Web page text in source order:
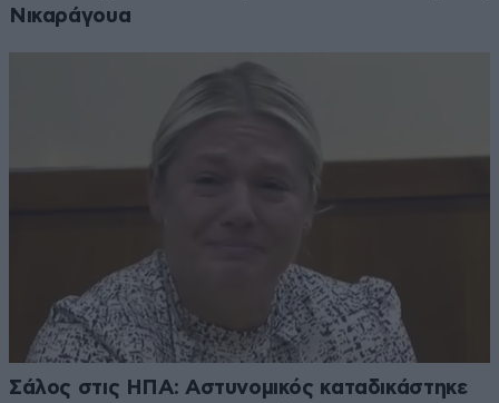
Νικαράγουα
Σάλος στις ΗΠΑ: Αστυνομικός καταδικάστηκε